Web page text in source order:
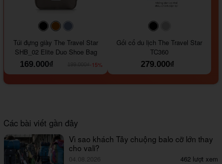
#000000#964B00
Túi đựng giày The Travel Star
SHB_02 Elite Duo Shoe Bag
169.000₫
-15%
#000000
Gối cổ du lịch The Travel Star
TC360
279.000₫
Các bài viết gần đây
Vì sao khách Tây chuộng balo cỡ lớn thay
cho vali?
04.08.2026 462 lượt xem